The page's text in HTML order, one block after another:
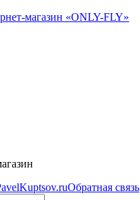
магазин «ONLY-FLY»
Обратная связь